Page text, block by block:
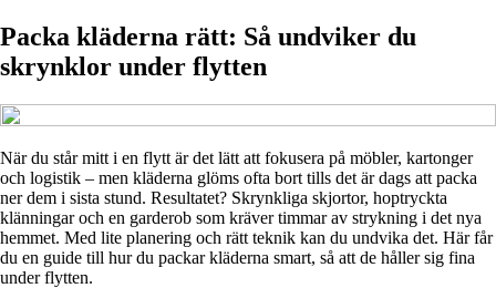
Packa kläderna rätt: Så undviker du
skrynklor under flytten
När du står mitt i en flytt är det lätt att fokusera på möbler, kartonger
och logistik – men kläderna glöms ofta bort tills det är dags att packa
ner dem i sista stund. Resultatet? Skrynkliga skjortor, hoptryckta
klänningar och en garderob som kräver timmar av strykning i det nya
hemmet. Med lite planering och rätt teknik kan du undvika det. Här får
du en guide till hur du packar kläderna smart, så att de håller sig fina
under flytten.